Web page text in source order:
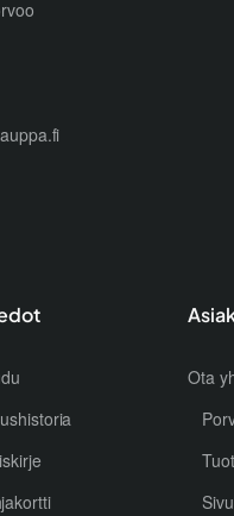
Ota